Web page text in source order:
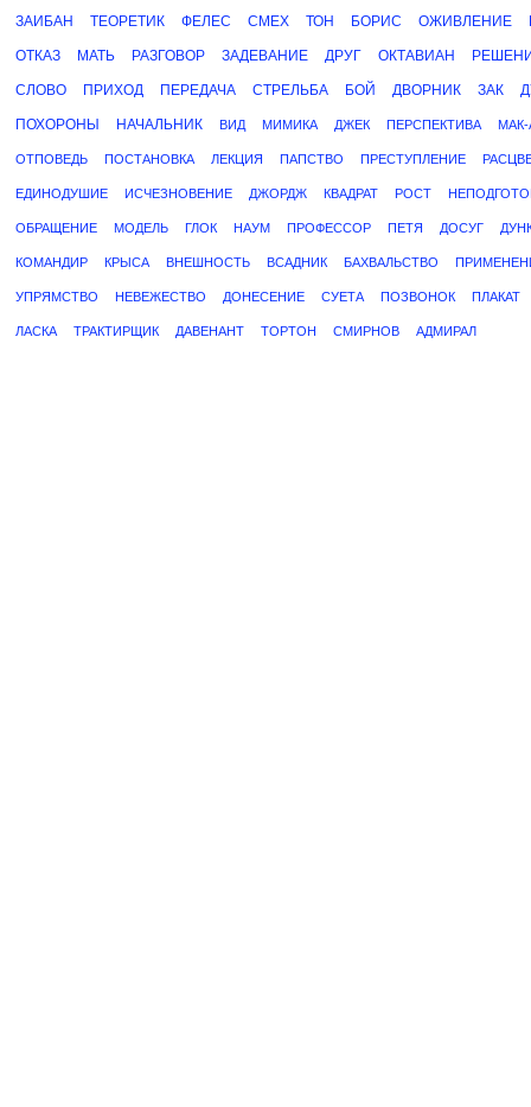
ЗАИБАН ТЕОРЕТИК ФЕЛЕС СМЕХ ТОН БОРИС ОЖИВЛЕНИЕ
ОТКАЗ МАТЬ РАЗГОВОР ЗАДЕВАНИЕ ДРУГ ОКТАВИАН
СЛОВО ПРИХОД ПЕРЕДАЧА СТРЕЛЬБА БОЙ ДВОРНИК ЗАК
ПОХОРОНЫ НАЧАЛЬНИК ВИД МИМИКА ДЖЕК ПЕРСПЕКТИВА
ОТПОВЕДЬ ПОСТАНОВКА ЛЕКЦИЯ ПАПСТВО ПРЕСТУПЛЕНИЕ
ЕДИНОДУШИЕ ИСЧЕЗНОВЕНИЕ ДЖОРДЖ КВАДРАТ РОСТ
ОБРАЩЕНИЕ МОДЕЛЬ ГЛОК НАУМ ПРОФЕССОР ПЕТЯ ДОСУГ
КОМАНДИР КРЫСА ВНЕШНОСТЬ ВСАДНИК БАХВАЛЬСТВО
УПРЯМСТВО НЕВЕЖЕСТВО ДОНЕСЕНИЕ СУЕТА ПОЗВОНОК ПЛАКАТ
ЛАСКА ТРАКТИРЩИК ДАВЕНАНТ ТОРТОН СМИРНОВ АДМИРАЛ